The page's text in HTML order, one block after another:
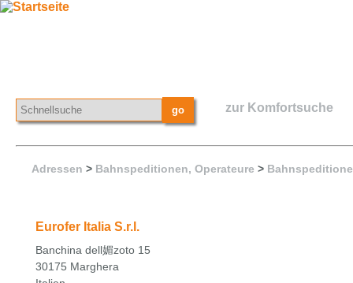
zur Komfortsuche
Adressen > Bahnspeditionen, Operateure >
Eurofer Italia S.r.l.
Banchina dell媚zoto 15
30175 Marghera